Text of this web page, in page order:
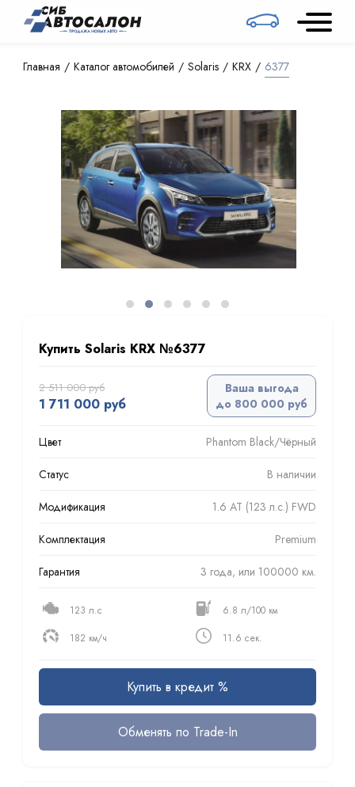
Главная Каталог автомобилей Solaris KRX 6377
Купить Solaris KRX №6377
2 511 000 руб
1 711 000 руб
Ваша выгода
до 800 000 руб
Цвет Phantom Black/Чёрный
Статус В наличии
Модификация 1.6 AT (123 л.с.) FWD
Комплектация Premium
Гарантия 3 года, или 100000 км.
123 л.с
6.8 л/100 км
182 км/ч
11.6 сек.
Купить в кредит %
Обменять по Trade-In